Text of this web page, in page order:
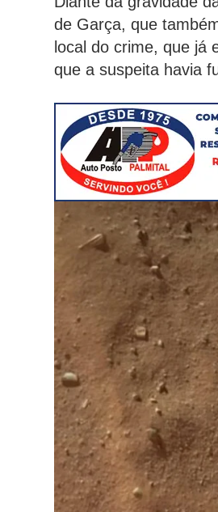
de Garça, que
local do crime, que já
que a suspeita havia